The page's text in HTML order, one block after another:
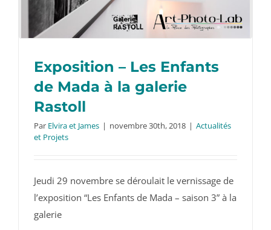
Exposition – Les Enfants de Mada à la
Exposition – Les Enfants
de Mada à la galerie
Rastoll
Par Elvira et James | novembre 30th, 2018 | Actualités
et Projets
Jeudi 29 novembre se déroulait le vernissage de
l’exposition “Les Enfants de Mada – saison 3” à la
galerie